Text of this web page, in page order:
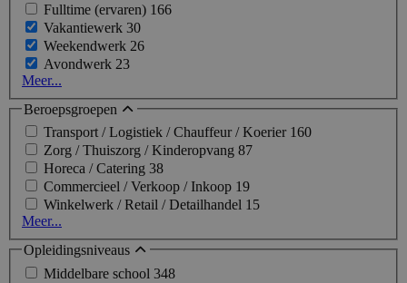
Fulltime (ervaren) 166
Vakantiewerk 30
Weekendwerk 26
Avondwerk 23
Meer...
Beroepsgroepen
Transport / Logistiek / Chauffeur / Koerier 160
Zorg / Thuiszorg / Kinderopvang 87
Horeca / Catering 38
Commercieel / Verkoop / Inkoop 19
Winkelwerk / Retail / Detailhandel 15
Meer...
Opleidingsniveaus
Middelbare school 348